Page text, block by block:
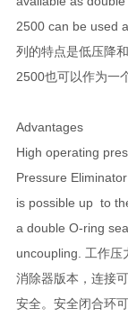
2500 can be used
列的特点是低压降
2500也可以作为一
Advantages
High operating
Pressure
is possible up to
a double O-ring
uncoupling. 工作压
消除器版本，连接
安全。安全闭合环